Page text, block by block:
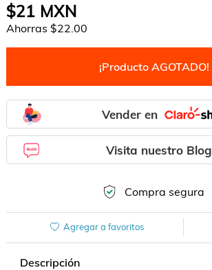
$21MXN
Ahorras $22.00
¡Producto AGOTADO!
Vender en
Visita nuestro Blog
Compra segura
Agregar a favoritos
Descripción